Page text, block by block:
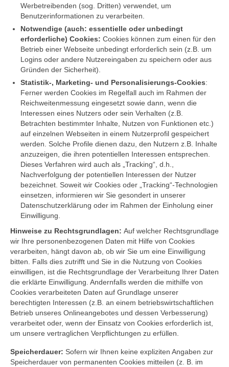
Werbetreibenden (sog. Dritten) verwendet, um
Benutzerinformationen zu verarbeiten.
Notwendige (auch: essentielle oder unbedingt
erforderliche) Cookies: Cookies können zum einen für den
Betrieb einer Webseite unbedingt erforderlich sein (z.B. um
Logins oder andere Nutzereingaben zu speichern oder aus
Gründen der Sicherheit).
Statistik-, Marketing- und Personalisierungs-Cookies:
Ferner werden Cookies im Regelfall auch im Rahmen der
Reichweitenmessung eingesetzt sowie dann, wenn die
Interessen eines Nutzers oder sein Verhalten (z.B.
Betrachten bestimmter Inhalte, Nutzen von Funktionen etc.)
auf einzelnen Webseiten in einem Nutzerprofil gespeichert
werden. Solche Profile dienen dazu, den Nutzern z.B. Inhalte
anzuzeigen, die ihren potentiellen Interessen entsprechen.
Dieses Verfahren wird auch als „Tracking“, d.h.,
Nachverfolgung der potentiellen Interessen der Nutzer
bezeichnet. Soweit wir Cookies oder „Tracking“-Technologien
einsetzen, informieren wir Sie gesondert in unserer
Datenschutzerklärung oder im Rahmen der Einholung einer
Einwilligung.
Hinweise zu Rechtsgrundlagen: Auf welcher Rechtsgrundlage
wir Ihre personenbezogenen Daten mit Hilfe von Cookies
verarbeiten, hängt davon ab, ob wir Sie um eine Einwilligung
bitten. Falls dies zutrifft und Sie in die Nutzung von Cookies
einwilligen, ist die Rechtsgrundlage der Verarbeitung Ihrer Daten
die erklärte Einwilligung. Andernfalls werden die mithilfe von
Cookies verarbeiteten Daten auf Grundlage unserer
berechtigten Interessen (z.B. an einem betriebswirtschaftlichen
Betrieb unseres Onlineangebotes und dessen Verbesserung)
verarbeitet oder, wenn der Einsatz von Cookies erforderlich ist,
um unsere vertraglichen Verpflichtungen zu erfüllen.
Speicherdauer: Sofern wir Ihnen keine expliziten Angaben zur
Speicherdauer von permanenten Cookies mitteilen (z. B. im